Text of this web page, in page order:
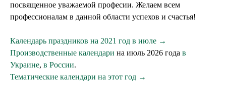
посвященное уважаемой професии. Желаем всем
профессионалам в данной области успехов и счастья!
Календарь праздников на 2021 год в июле →
Производственные календари на июль 2026 года в
Украине, в России.
Тематические календари на этот год →